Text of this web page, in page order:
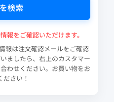
検索
報をご確認いただけます。
報は注文確認メールをご確認
ましたら、右上のカスタマー
わせください。お買い物をお
ださい！